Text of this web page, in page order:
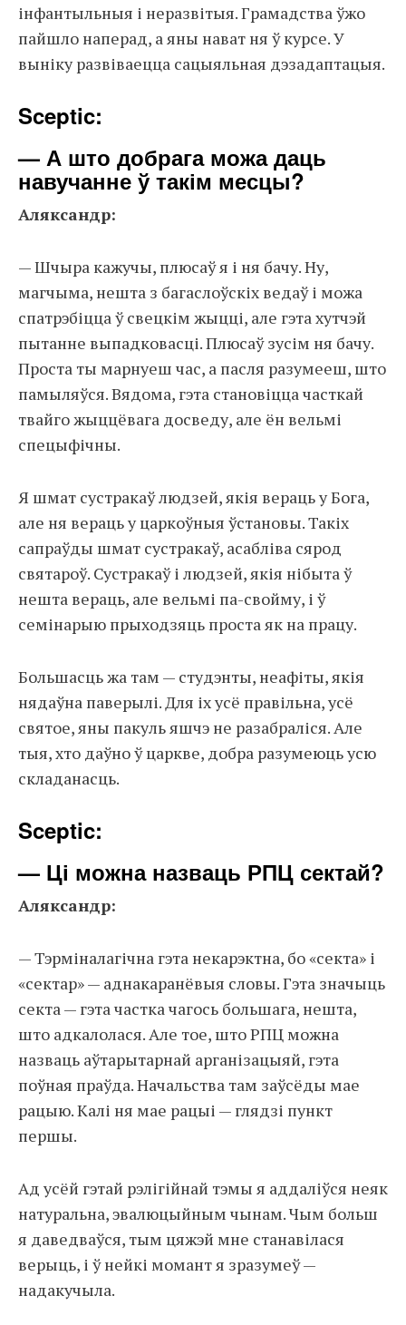
інфантыльныя і неразвітыя. Грамадства ўжо
пайшло наперад, а яны нават ня ў курсе. У
выніку развіваецца сацыяльная дэзадаптацыя.
Sceptic:
— А што добрага можа даць
навучанне ў такім месцы?
Аляксандр:
— Шчыра кажучы, плюсаў я і ня бачу. Ну,
магчыма, нешта з багаслоўскіх ведаў і можа
спатрэбіцца ў свецкім жыцці, але гэта хутчэй
пытанне выпадковасці. Плюсаў зусім ня бачу.
Проста ты марнуеш час, а пасля разумееш, што
памыляўся. Вядома, гэта становіцца часткай
твайго жыццёвага досведу, але ён вельмі
спецыфічны.
Я шмат сустракаў людзей, якія вераць у Бога,
але ня вераць у царкоўныя ўстановы. Такіх
сапраўды шмат сустракаў, асабліва сярод
святароў. Сустракаў і людзей, якія нібыта ў
нешта вераць, але вельмі па-свойму, і ў
семінарыю прыходзяць проста як на працу.
Большасць жа там — студэнты, неафіты, якія
нядаўна паверылі. Для іх усё правільна, усё
святое, яны пакуль яшчэ не разабраліся. Але
тыя, хто даўно ў царкве, добра разумеюць усю
складанасць.
Sceptic:
— Ці можна назваць РПЦ сектай?
Аляксандр:
— Тэрміналагічна гэта некарэктна, бо «секта» і
«сектар» — аднакаранёвыя словы. Гэта значыць
секта — гэта частка чагось большага, нешта,
што адкалолася. Але тое, што РПЦ можна
назваць аўтарытарнай арганізацыяй, гэта
поўная праўда. Начальства там заўсёды мае
рацыю. Калі ня мае рацыі — глядзі пункт
першы.
Ад усёй гэтай рэлігійнай тэмы я аддаліўся неяк
натуральна, эвалюцыйным чынам. Чым больш
я даведваўся, тым цяжэй мне станавілася
верыць, і ў нейкі момант я зразумеў —
надакучыла.